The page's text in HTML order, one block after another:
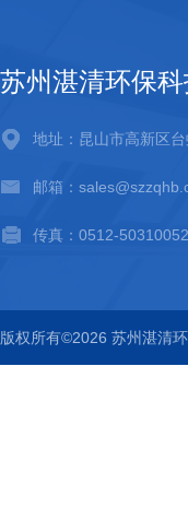
苏州湛清环保
地址：昆山市高新区
邮箱：
传真：0512-50310052
版权所有©2026 苏州湛清